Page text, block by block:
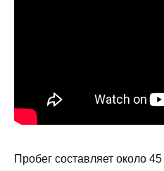
Пробег составляет около